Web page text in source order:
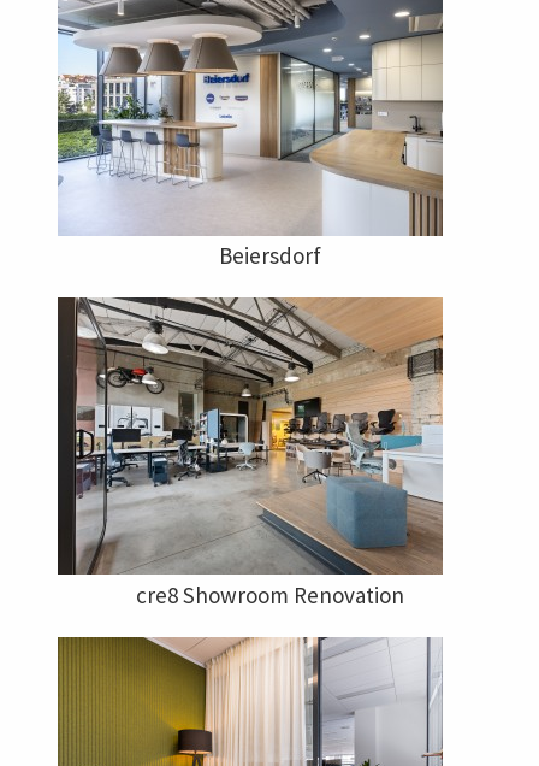
Beiersdorf
cre8 Showroom Renovation